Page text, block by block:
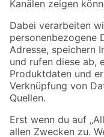
Folge uns
Zahlungsarten
Sicher einkaufen